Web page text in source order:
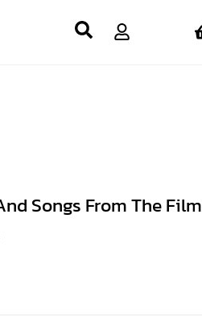
Songs From The Film